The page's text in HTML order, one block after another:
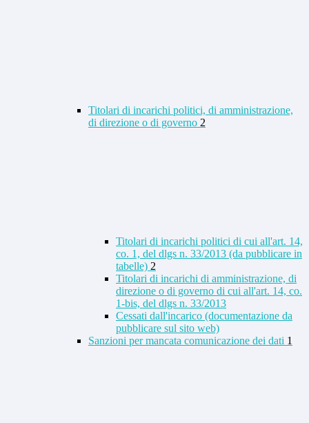
Titolari di incarichi politici, di amministrazione,
di direzione o di governo 2
Titolari di incarichi politici di cui all'art. 14,
co. 1, del dlgs n. 33/2013 (da pubblicare in
tabelle) 2
Titolari di incarichi di amministrazione, di
direzione o di governo di cui all'art. 14, co.
1-bis, del dlgs n. 33/2013
Cessati dall'incarico (documentazione da
pubblicare sul sito web)
Sanzioni per mancata comunicazione dei dati 1